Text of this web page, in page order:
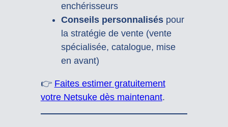
enchérisseurs
Conseils personnaliséspour
la stratégie de vente (vente
spécialisée, catalogue, mise
en avant)
👉 Faites estimer gratuitement
votre Netsuke dès maintenant.